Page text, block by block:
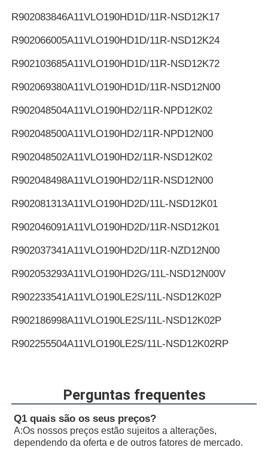
R902083846A11VLO190HD1D/11R-NSD12K17
R902066005A11VLO190HD1D/11R-NSD12K24
R902103685A11VLO190HD1D/11R-NSD12K72
R902069380A11VLO190HD1D/11R-NSD12N00
R902048504A11VLO190HD2/11R-NPD12K02
R902048500A11VLO190HD2/11R-NPD12N00
R902048502A11VLO190HD2/11R-NSD12K02
R902048498A11VLO190HD2/11R-NSD12N00
R902081313A11VLO190HD2D/11L-NSD12K01
R902046091A11VLO190HD2D/11R-NSD12K01
R902037341A11VLO190HD2D/11R-NZD12N00
R902053293A11VLO190HD2G/11L-NSD12N00V
R902233541A11VLO190LE2S/11L-NSD12K02P
R902186998A11VLO190LE2S/11L-NSD12K02P
R902255504A11VLO190LE2S/11L-NSD12K02RP
R902194817A11VLO190LE2S/11L-NSD12K72P
R902255505A11VLO190LE2S/11L-NSD12K72RP
R902154643A11VLO190LE2S/11L-NTD12K02P
Perguntas frequentes
Q1 quais são os seus preços?
A:Os nossos preços estão sujeitos a alterações,
dependendo da oferta e de outros fatores de mercado.